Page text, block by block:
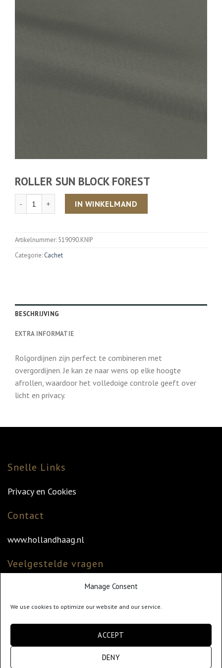
Manage Consent
We use cookies to optimize our website and our service.
ACCEPT
DENY
ROLLER SUN BLOCK FOREST
Aantal IN WINKELMAND
Artikelnummer: 519090.KNIP
Categorie: Cachet
BESCHRIJVING
EXTRA INFORMATIE
Rolgordijnen zijn perfect te combineren met
overgordijnen. Je kan ze naar wens op elke hoogte
afrollen, waardoor het volledoige controle geeft over
licht en privacy.
Snelle Links
Privacy en Cookies
Contact
www.hollandhaag.nl
Veelgestelde vragen
Veelgestelde vragen
Klantenservice
info@hollandhaag.nl